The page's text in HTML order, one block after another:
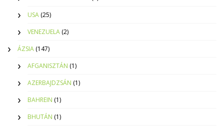
USA (25)
VENEZUELA (2)
ÁZSIA (147)
AFGANISZTÁN (1)
AZERBAJDZSÁN (1)
BAHREIN (1)
BHUTÁN (1)